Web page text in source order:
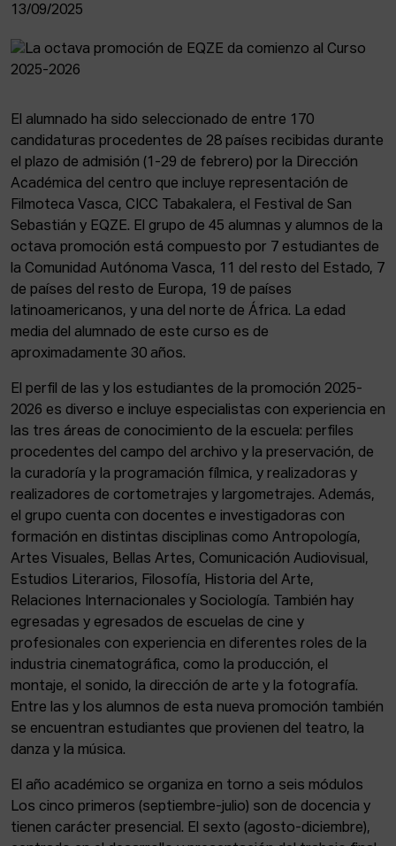
13/09/2025
El alumnado ha sido seleccionado de entre 170
candidaturas procedentes de 28 países recibidas durante
el plazo de admisión (1-29 de febrero) por la Dirección
Académica del centro que incluye representación de
Filmoteca Vasca, CICC Tabakalera, el Festival de San
Sebastián y EQZE. El grupo de 45 alumnas y alumnos de la
octava promoción está compuesto por 7 estudiantes de
la Comunidad Autónoma Vasca, 11 del resto del Estado, 7
de países del resto de Europa, 19 de países
latinoamericanos, y una del norte de África. La edad
media del alumnado de este curso es de
aproximadamente 30 años.
El perfil de las y los estudiantes de la promoción 2025-
2026 es diverso e incluye especialistas con experiencia en
las tres áreas de conocimiento de la escuela: perfiles
procedentes del campo del archivo y la preservación, de
la curadoría y la programación fílmica, y realizadoras y
realizadores de cortometrajes y largometrajes. Además,
el grupo cuenta con docentes e investigadoras con
formación en distintas disciplinas como Antropología,
Artes Visuales, Bellas Artes, Comunicación Audiovisual,
Estudios Literarios, Filosofía, Historia del Arte,
Relaciones Internacionales y Sociología. También hay
egresadas y egresados de escuelas de cine y
profesionales con experiencia en diferentes roles de la
industria cinematográfica, como la producción, el
montaje, el sonido, la dirección de arte y la fotografía.
Entre las y los alumnos de esta nueva promoción también
se encuentran estudiantes que provienen del teatro, la
danza y la música.
El año académico se organiza en torno a seis módulos
Los cinco primeros (septiembre-julio) son de docencia y
tienen carácter presencial. El sexto (agosto-diciembre),